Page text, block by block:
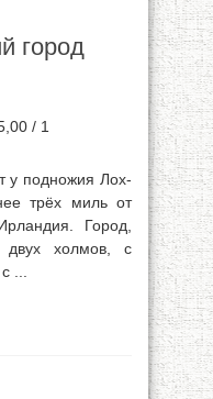
город
/ 1
у подножия Лох-
трёх миль от
Город,
двух холмов, с
...